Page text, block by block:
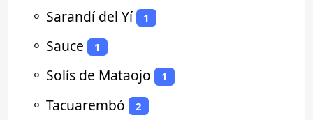
⚬ Sarandí del Yí 1
⚬ Sauce 1
⚬ Solís de Mataojo 1
⚬ Tacuarembó 2